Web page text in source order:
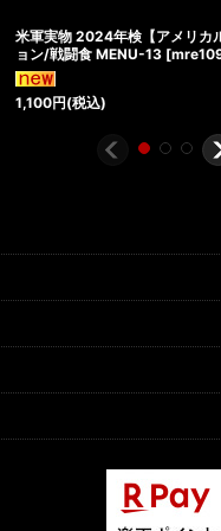
米軍実物 2024年検【アメリカ
ョン/戦闘食 MENU-13 [
1,100円(税込)